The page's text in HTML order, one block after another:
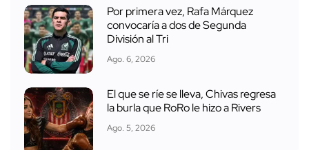
Por primera vez, Rafa Márquez
convocaría a dos de Segunda
División al Tri
Ago. 6, 2026
El que se ríe se lleva, Chivas regresa
la burla que RoRo le hizo a Rivers
Ago. 5, 2026